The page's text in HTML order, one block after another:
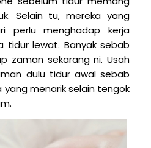
Selain tu, mereka yang
perlu menghadap kerja
tidur lewat. Banyak sebab
zaman sekarang ni. Usah
dulu tidur awal sebab
menarik selain tengok